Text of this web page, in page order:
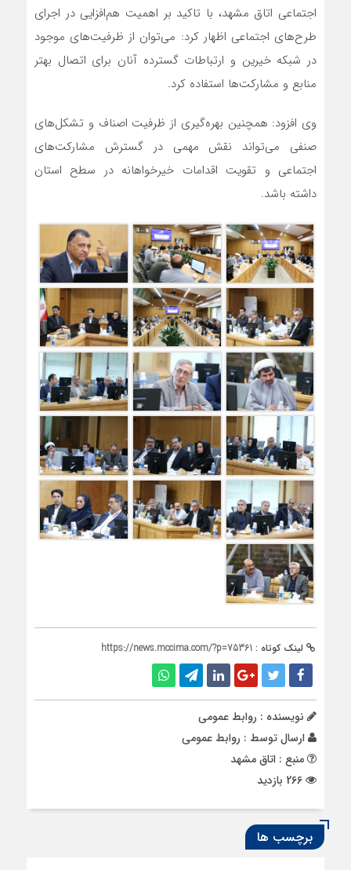
اجتماعی اتاق مشهد، با تاکید بر اهمیت هم‌افزایی در اجرای
طرح‌های اجتماعی اظهار کرد: می‌توان از ظرفیت‌های موجود
در شبکه خیرین و ارتباطات گسترده آنان برای اتصال بهتر
منابع و مشارکت‌ها استفاده کرد.
وی افزود: همچنین بهره‌گیری از ظرفیت اصناف و تشکل‌های
صنفی می‌تواند نقش مهمی در گسترش مشارکت‌های
اجتماعی و تقویت اقدامات خیرخواهانه در سطح استان
داشته باشد.
لینک کوتاه : https://news.mccima.com/?p=75361
نویسنده : روابط عمومی
ارسال توسط : روابط عمومی
منبع : اتاق مشهد
برچسب ها